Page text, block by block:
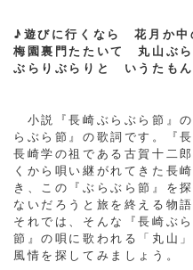
♪遊びに行くなら 花月か
梅園裏門たたいて 丸山ぶら
ぶらりぶらりと いうたもん
小説『長崎ぶらぶら節』
らぶら節』の歌詞です。『
長崎学の祖である古賀十二
くから唄い継がれてきた長
き、この『ぶらぶら節』を
ないだろうと旅を終える物語
それでは、そんな『長崎ぶ
節』の唄に歌われる「丸山
風情を探してみましょう。